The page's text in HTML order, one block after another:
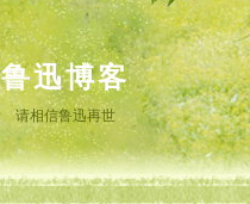
鲁迅博客
请相信鲁迅再世